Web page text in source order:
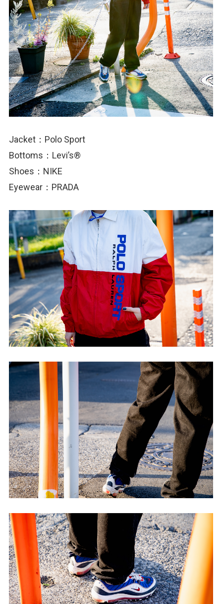
Jacket：Polo Sport
Bottoms：Levi’s®
Shoes：NIKE
Eyewear：PRADA